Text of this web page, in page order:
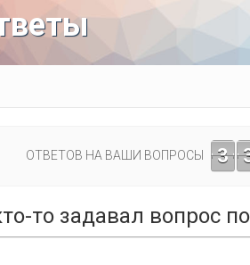
ОТВЕТОВ НА ВАШИ ВОПРОСЫ 3
то задавал вопрос